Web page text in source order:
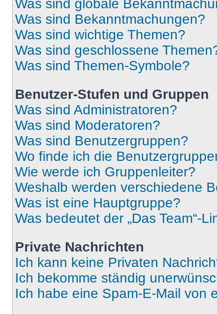
Was sind globale
Was sind Bekanntmachungen?
Was sind wichtige Themen?
Was sind geschlossene
Was sind Themen-Symbole?
Benutzer-Stufen und Gruppen
Was sind Administratoren?
Was sind Moderatoren?
Was sind Benutzergruppen?
Wo finde ich die
Wie werde ich Gruppenleiter?
Weshalb werden verschiedene
Was ist eine Hauptgruppe?
Was bedeutet der „Das Team“-
Private Nachrichten
Ich kann keine Privaten
Ich bekomme ständig
Ich habe eine Spam-E-Mail von